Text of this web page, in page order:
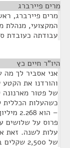
מרים פיירברג
מרים פיירברג,
המקצועי, מנהלת
עבודתה כעובדת סוציאלית ב-
היו"ר חיים כץ
אני אסביר לך מה
והורדנו את
של פטור
כשהעלות
– הוא
פרוס על שלושים
של 2,500 שקלים בחודש. זה מסעדה טובה, סרט והצגה.